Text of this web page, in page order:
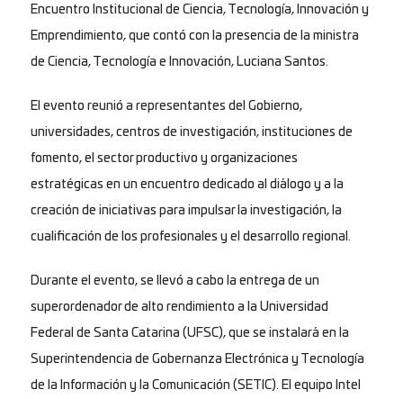
Encuentro Institucional de Ciencia, Tecnología, Innovación y
Emprendimiento, que contó con la presencia de la ministra
de Ciencia, Tecnología e Innovación, Luciana Santos.
El evento reunió a representantes del Gobierno,
universidades, centros de investigación, instituciones de
fomento, el sector productivo y organizaciones
estratégicas en un encuentro dedicado al diálogo y a la
creación de iniciativas para impulsar la investigación, la
cualificación de los profesionales y el desarrollo regional.
Durante el evento, se llevó a cabo la entrega de un
superordenador de alto rendimiento a la Universidad
Federal de Santa Catarina (UFSC), que se instalará en la
Superintendencia de Gobernanza Electrónica y Tecnología
de la Información y la Comunicación (SETIC). El equipo Intel